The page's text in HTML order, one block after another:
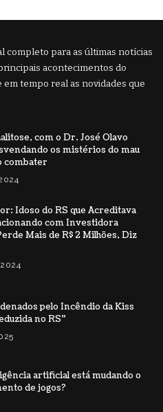
completo para as últimas notícias
acontecimentos do
tempo real as novidades que
com o Dr. José Olavo
os mistérios do mau
combater
Idoso do RS que Acreditava
com Investidora
Mais de R$ 2 Milhões, Diz
pelo Incêndio da Kiss
no RS”
artificial está mudando o
de jogos?